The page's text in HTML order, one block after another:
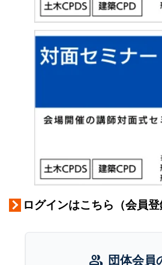
ログインはこちら（会員登
group 団体会員